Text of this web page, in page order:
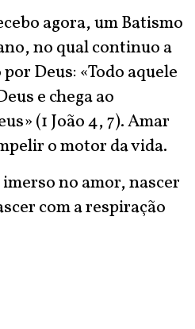
agora, um Batismo
no qual continuo a
Deus: «Todo aquele
e chega ao
(1 João 4, 7). Amar
o motor da vida.
no amor, nascer
com a respiração